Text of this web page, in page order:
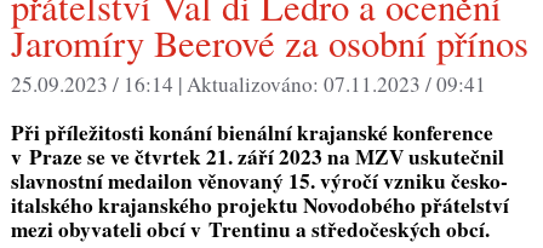
Jaromíry Beerové za osobní přínos
25.09.2023 / 16:14 |Aktualizováno: 07.11.2023 / 09:41
Při příležitosti konání bienální krajanské konference
v Praze se ve čtvrtek 21. září 2023 na MZV uskutečnil
slavnostní medailon věnovaný 15. výročí vzniku česko-
italského krajanského projektu Novodobého přátelství
mezi obyvateli obcí v Trentinu a středočeských obcí.